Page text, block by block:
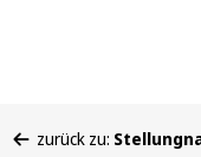
zurück zu: